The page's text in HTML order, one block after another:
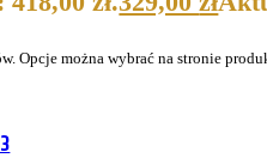
Opcje można wybrać na stronie